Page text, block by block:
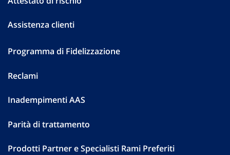
Assistenza clienti
Programma di Fidelizzazione
Reclami
Inadempimenti AAS
Parità di trattamento
Prodotti Partner e Specialisti Rami Preferiti